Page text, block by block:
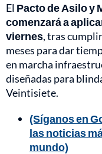
El Pacto de Asilo y
comenzará a
viernes, tras
meses para dar
en marcha
diseñadas para
Veintisiete.
(Síganos en
las noticias
mundo)